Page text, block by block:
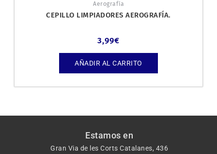
Aerografía
CEPILLO LIMPIADORES AEROGRAFÍA.
3,99€
AÑADIR AL CARRITO
Estamos en
Gran Via de les Corts Catalanes, 436